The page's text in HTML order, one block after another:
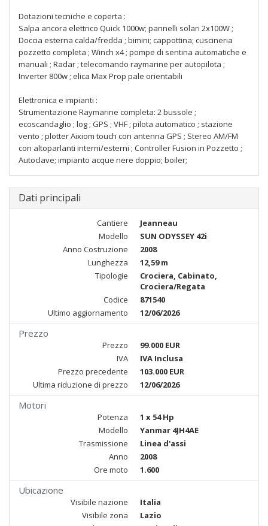
Dotazioni tecniche e coperta :
Salpa ancora elettrico Quick 1000w; pannelli solari 2x100W ;
Doccia esterna calda/fredda ; bimini; cappottina; cuscineria
pozzetto completa ; Winch x4 ; pompe di sentina automatiche e
manuali ; Radar ; telecomando raymarine per autopilota ;
Inverter 800w ; elica Max Prop pale orientabili
Elettronica e impianti :
Strumentazione Raymarine completa: 2 bussole ;
ecoscandaglio ; log ; GPS ; VHF ; pilota automatico ; stazione
vento ; plotter Aixiom touch con antenna GPS ; Stereo AM/FM
con altoparlanti interni/esterni ; Controller Fusion in Pozzetto ;
Autoclave; impianto acque nere doppio; boiler;
Dati principali
Cantiere
Jeanneau
Modello
SUN ODYSSEY 42i
Anno Costruzione
2008
Lunghezza
12,59 m
Tipologie
Crociera, Cabinato,
Crociera/Regata
Codice
871540
Ultimo aggiornamento
12/06/2026
Prezzo
Prezzo
99.000 EUR
IVA
IVA Inclusa
Prezzo precedente
103.000 EUR
Ultima riduzione di prezzo
12/06/2026
Motori
Potenza
1 x 54 Hp
Modello
Yanmar 4JH4AE
Trasmissione
Linea d'assi
Anno
2008
Ore moto
1.600
Ubicazione
Visibile nazione
Italia
Visibile zona
Lazio